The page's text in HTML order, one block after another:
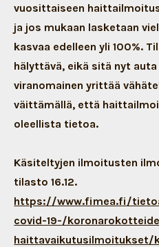
vuosittaiseen
ja jos mukaan lasketaan
kasvaa edelleen yli 100%.
hälyttävä, eikä sitä nyt
viranomainen yrittää
väittämällä, että
oleellista tietoa.
Käsiteltyjen ilmoitusten
tilasto 16.12.
https://www.fimea.fi/
covid-19-/
haittavaikutusilmoitukset/